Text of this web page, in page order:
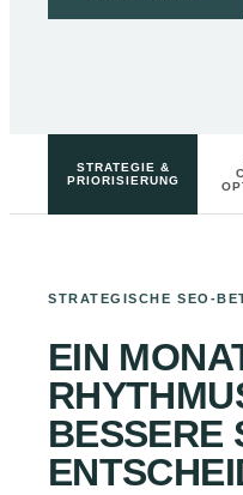
STRATEGIE &
PRIORISIERUNG
STRATEGISCHE SEO-
EIN
BESSERE